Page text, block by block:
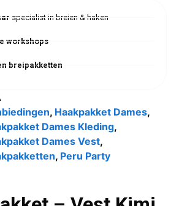
specialist in breien & haken
workshops
breipakketten
, Haakpakket Dames,
Dames Kleding,
Dames Vest,
, Peru Party